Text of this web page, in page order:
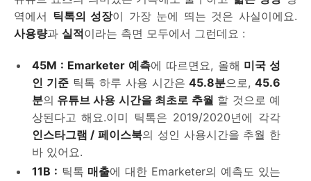
역에서 틱톡의 성장이 가장 눈에 띄는 것은 사실이에요.
사용량과 실적이라는 측면 모두에서 그런데요 :
45M : Emarketer 예측에 따르면요, 올해 미국 성
인 기준틱톡 하루 사용 시간은 45.8분으로,45.6
분의 유튜브 사용 시간을 최초로 추월 할 것으로 예
상된다고 해요.이미 틱톡은 2019/2020년에 각각
인스타그램 / 페이스북의 성인 사용시간을 추월 한
바 있어요.
11B : 틱톡 매출에 대한 Emarketer의 예측도 있는